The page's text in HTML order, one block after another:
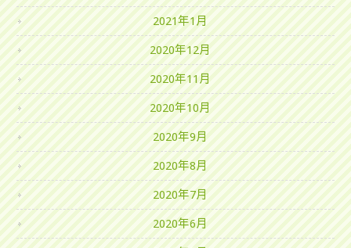
2021年1月
2020年12月
2020年11月
2020年10月
2020年9月
2020年8月
2020年7月
2020年6月